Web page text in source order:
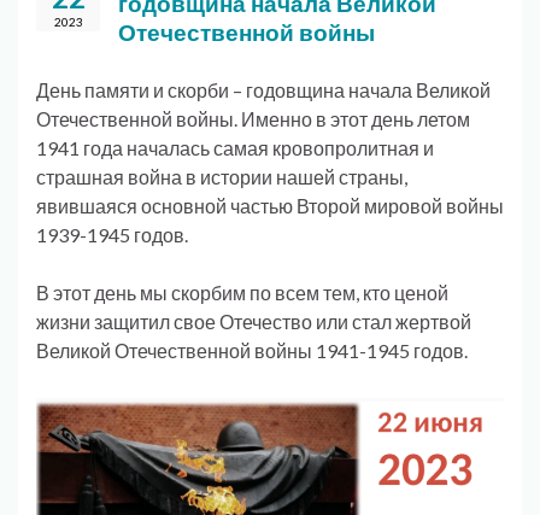
2023
Отечественной войны
День памяти и скорби – годовщина начала Великой
Отечественной войны. Именно в этот день летом
1941 года началась самая кровопролитная и
страшная война в истории нашей страны,
явившаяся основной частью Второй мировой войны
1939-1945 годов.
В этот день мы скорбим по всем тем, кто ценой
жизни защитил свое Отечество или стал жертвой
Великой Отечественной войны 1941-1945 годов.